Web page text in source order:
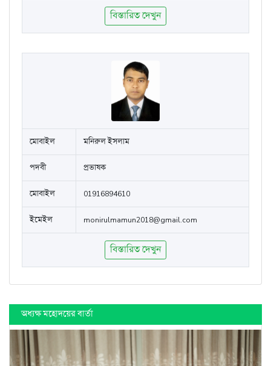
বিস্তারিত দেখুন
মোবাইল মনিরুল ইসলাম
পদবী প্রভাষক
মোবাইল 01916894610
ইমেইল monirulmamun2018@gmail.com
বিস্তারিত দেখুন
অধ্যক্ষ মহোদয়ের বার্তা